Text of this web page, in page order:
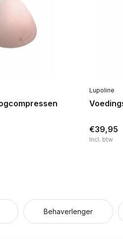
Lupoline
€39,95
Incl. btw
Behaverlenger